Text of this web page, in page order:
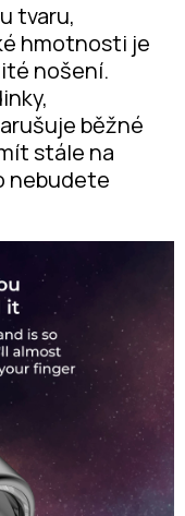
tvaru,
hmotnosti je
nošení.
běžné
stále na
nebudete